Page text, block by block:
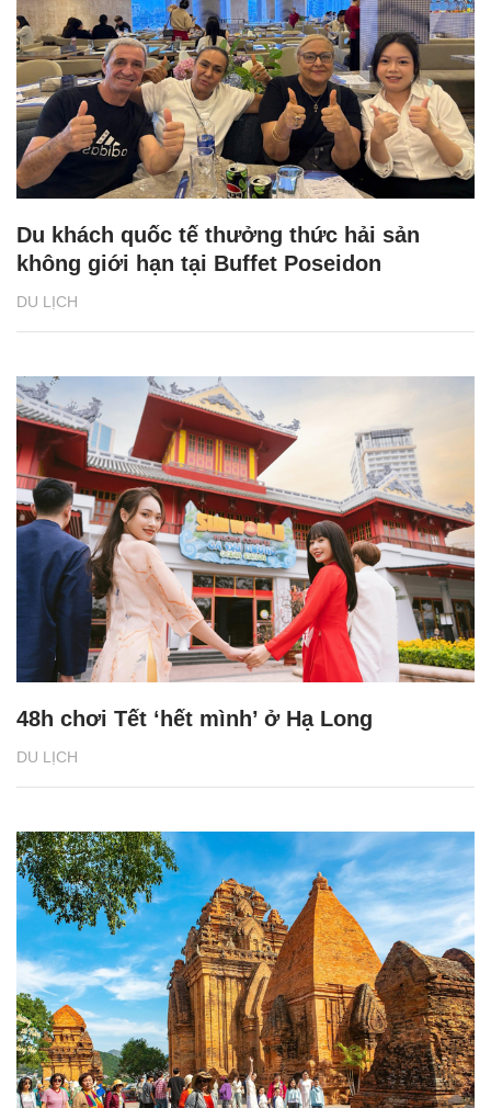
DU LỊCH
Du khách quốc tế thưởng thức hải sản
không giới hạn tại Buffet Poseidon
DU LỊCH
48h chơi Tết ‘hết mình’ ở Hạ Long